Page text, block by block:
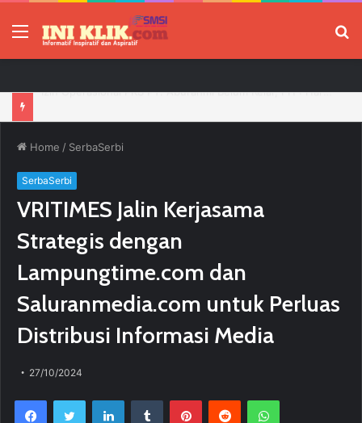
Menu
Home / SerbaSerbi
SerbaSerbi
VRITIMES Jalin Kerjasama
Strategis dengan
Lampungtime.com dan
Saluranmedia.com untuk Perluas
Distribusi Informasi Media
27/10/2024